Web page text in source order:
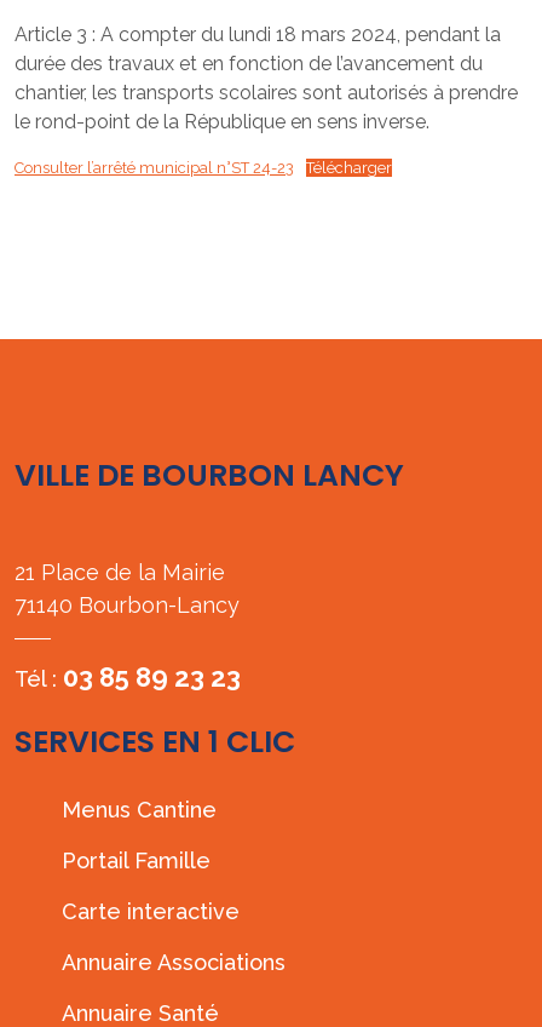
Article 3 : A compter du lundi 18 mars 2024, pendant la
durée des travaux et en fonction de l’avancement du
chantier, les transports scolaires sont autorisés à prendre
le rond-point de la République en sens inverse.
Consulter l’arrêté municipal n°ST 24-23 Télécharger
VILLE DE BOURBON LANCY
21 Place de la Mairie
71140 Bourbon-Lancy
Tél : 03 85 89 23 23
SERVICES EN 1 CLIC
Menus Cantine
Portail Famille
Carte interactive
Annuaire Associations
Annuaire Santé